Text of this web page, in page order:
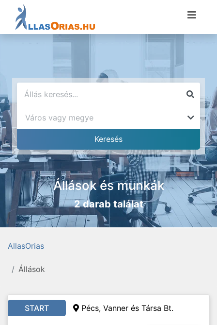
Állások és munkák
2 darab találat
AllasOrias
Állások
START Pécs, Vanner és Társa Bt.